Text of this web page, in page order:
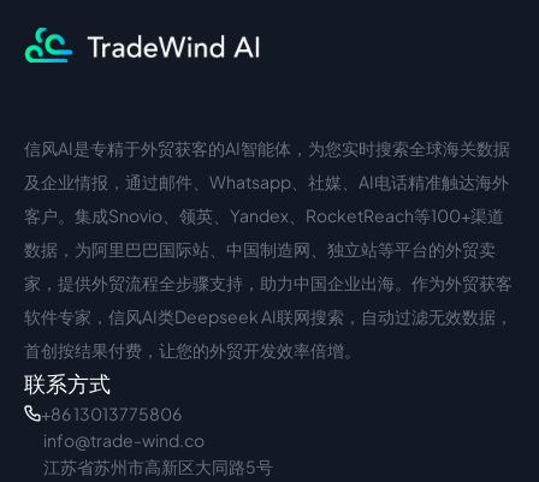
中文入口
信风AI是专精于外贸获客的AI智能体，为您实时搜索全球海关数据
及企业情报，通过邮件、Whatsapp、社媒、AI电话精准触达海外
客户。集成Snovio、领英、Yandex、RocketReach等100+渠道
数据，为阿里巴巴国际站、中国制造网、独立站等平台的外贸卖
家，提供外贸流程全步骤支持，助力中国企业出海。作为外贸获客
软件专家，信风AI类Deepseek AI联网搜索，自动过滤无效数据，
首创按结果付费，让您的外贸开发效率倍增。
联系方式
+86 13013775806
info@trade-wind.co
江苏省苏州市高新区大同路5号